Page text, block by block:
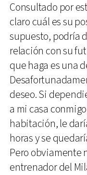
Consultado por
claro cuál es su
supuesto, podría
relación con su
que haga es una
deseo. Si
a mi casa
habitación, le
horas y se
Pero obviamente
entrenador del